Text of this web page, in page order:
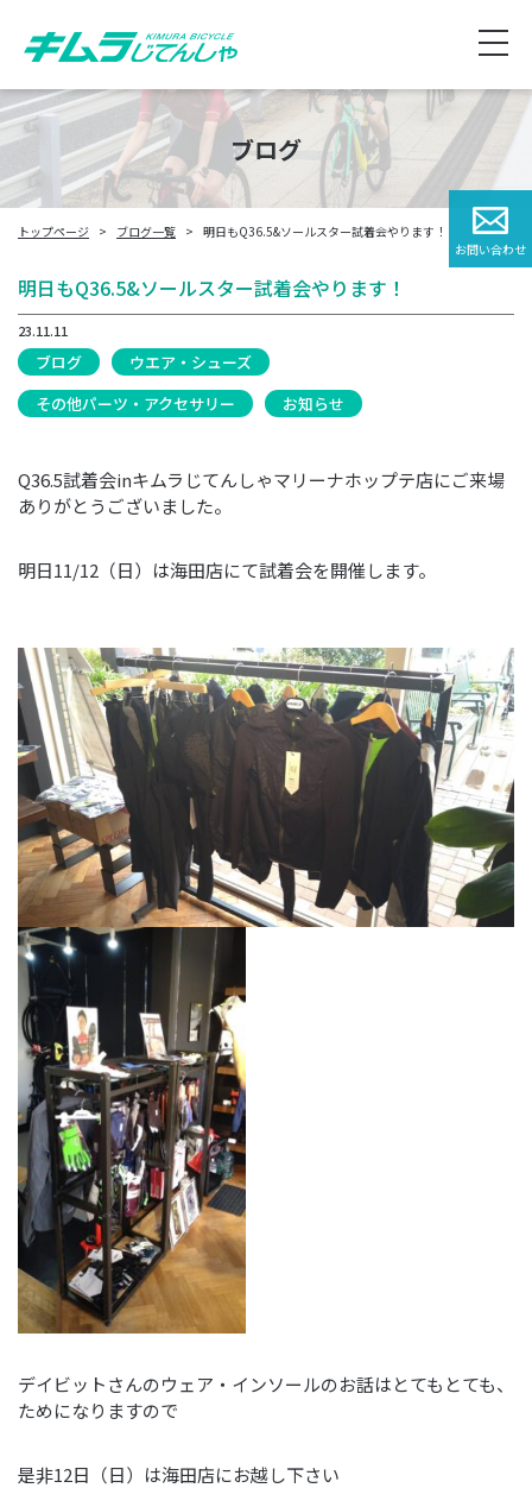
ブログ
トップページ ブログ一覧 明日もQ36.5&ソールスター試着会やります！
明日もQ36.5&ソールスター試着会やります！
23.11.11
ブログ
ウエア・シューズ
その他パーツ・アクセサリー
お知らせ
Q36.5試着会inキムラじてんしゃマリーナホップテ店にご来場
ありがとうございました。
明日11/12（日）は海田店にて試着会を開催します。
デイビットさんのウェア・インソールのお話はとてもとても、
ためになりますので
是非12日（日）は海田店にお越し下さい
お問い合わせ